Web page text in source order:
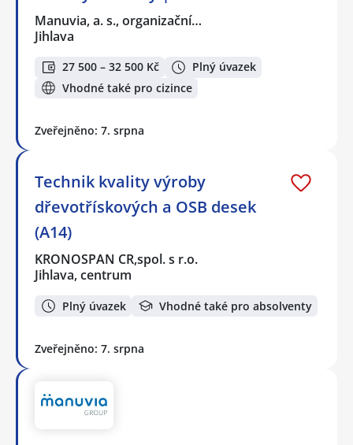
Manuvia, a. s., organizační…
Jihlava
27 500 – 32 500 Kč
Plný úvazek
Vhodné také pro cizince
Zveřejněno: 7. srpna
Technik kvality výroby
dřevotřískových a OSB desek
(A14)
KRONOSPAN CR,spol. s r.o.
Jihlava, centrum
Plný úvazek Vhodné také pro absolventy
Zveřejněno: 7. srpna